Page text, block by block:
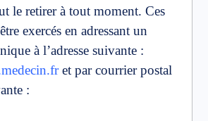
le retirer à tout moment. Ces
exercés en adressant un
à l’adresse suivante :
et par courrier postal
: